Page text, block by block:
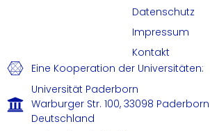
Datenschutz
Impressum
Kontakt
Eine Kooperation der Universitäten:
Universität Paderborn
Warburger Str. 100, 33098 Paderborn
Deutschland